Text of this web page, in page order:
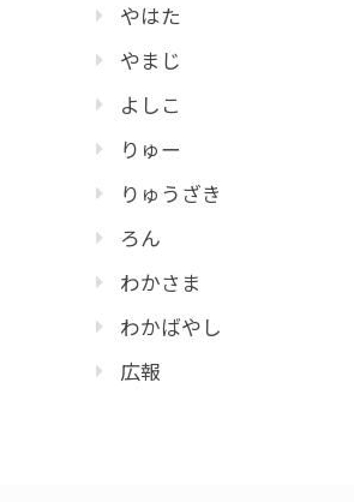
やはた
やまじ
よしこ
りゅー
りゅうざき
ろん
わかさま
わかばやし
広報